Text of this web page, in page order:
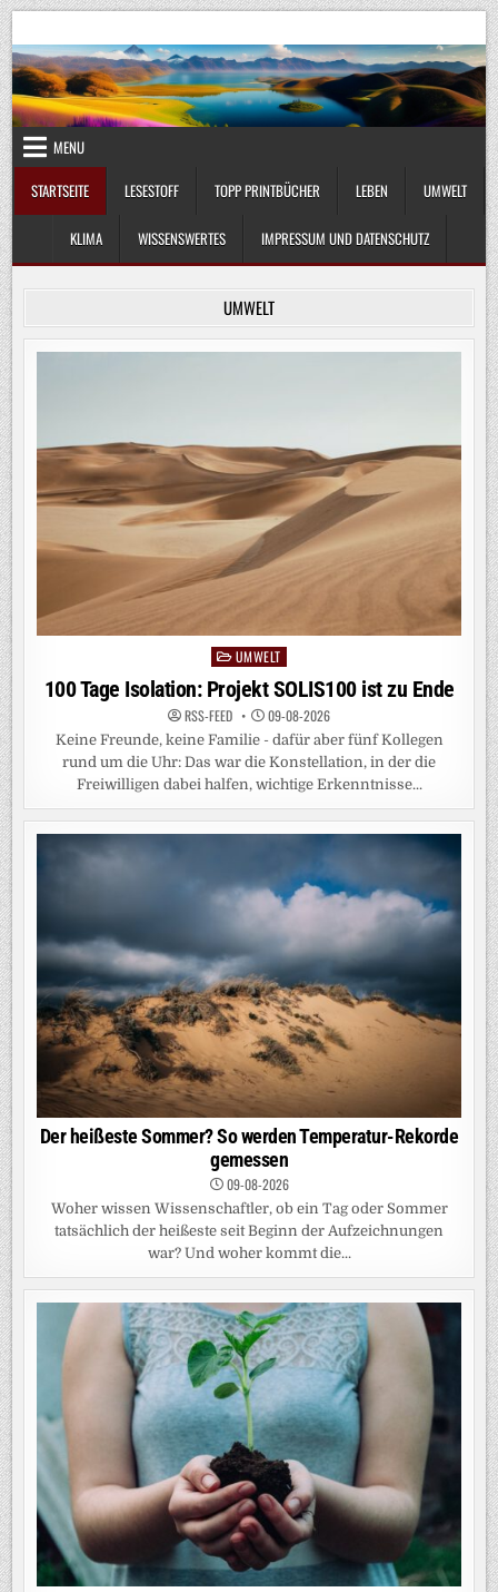
Skip
to
content
UmweltKlima.com
MENU
STARTSEITE
LESESTOFF TOPP PRINTBÜCHER LEBEN UMWELT
KLIMA WISSENSWERTES IMPRESSUM UND DATENSCHUTZ
UMWELT
Posted
in
UMWELT
100 Tage Isolation: Projekt SOLIS100 ist zu Ende
RSS-FEED 09-08-2026
Keine Freunde, keine Familie - dafür aber fünf Kollegen
rund um die Uhr: Das war die Konstellation, in der die
Freiwilligen dabei halfen, wichtige Erkenntnisse...
Der heißeste Sommer? So werden Temperatur-Rekorde
gemessen
09-08-2026
Woher wissen Wissenschaftler, ob ein Tag oder Sommer
tatsächlich der heißeste seit Beginn der Aufzeichnungen
war? Und woher kommt die...